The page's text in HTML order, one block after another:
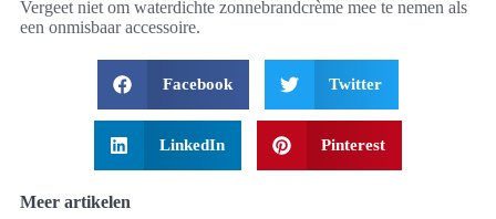
Vergeet niet om waterdichte zonnebrandcrème mee te nemen als
een onmisbaar accessoire.
Facebook Twitter
LinkedIn Pinterest
Meer artikelen